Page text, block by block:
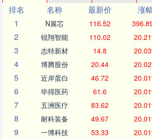
排名
名称 最新价 涨
1
N展芯 116.52
2 锐翔智能 110.02
3 志特新材 14.8
4 博腾股份 20.44
5 近岸蛋白 46.72
6 毕得医药 61.6
7 五洲医疗 83.62
8 耐科装备 49.67
9 一博科技 53.33